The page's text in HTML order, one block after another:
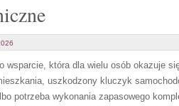
wsparcie, która dla wielu osób okazuje
uszkodzony kluczyk
potrzeba wykonania zapasowego